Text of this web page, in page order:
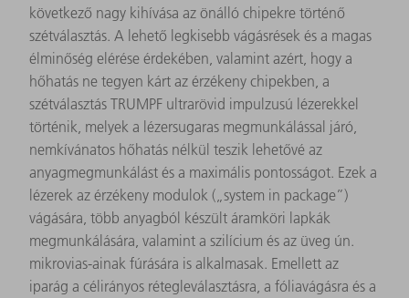
következő nagy kihívása az önálló chipekre történő
szétválasztás. A lehető legkisebb vágásrések és a magas
élminőség elérése érdekében, valamint azért, hogy a
hőhatás ne tegyen kárt az érzékeny chipekben, a
szétválasztás TRUMPF ultrarövid impulzusú lézerekkel
történik, melyek a lézersugaras megmunkálással járó,
nemkívánatos hőhatás nélkül teszik lehetővé az
anyagmegmunkálást és a maximális pontosságot. Ezek a
lézerek az érzékeny modulok („system in package”)
vágására, több anyagból készült áramköri lapkák
megmunkálására, valamint a szilícium és az üveg ún.
mikrovias-ainak fúrására is alkalmasak. Emellett az
iparág a célirányos rétegleválasztásra, a fóliavágásra és a